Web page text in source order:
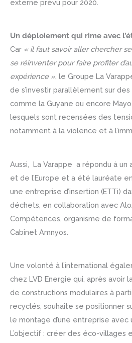
externe prévu pour 2020.
Un déploiement qui rime avec
Car « il faut savoir aller chercher
se réinventer pour faire profiter
expérience » , le Groupe La
de s’investir parallèlement sur
comme la Guyane ou encore
lesquels sont recensées des
notamment à la violence et à
Aussi, La Varappe a répondu à un
et de l’Europe et a été lauréate
une entreprise d’insertion (ETTi)
déchets, en collaboration avec
Compétences, organisme de
Cabinet Amnyos.
Une volonté à l’international
chez LVD Energie qui, après avoir
de constructions modulaires à
recyclés, souhaite se positionner
le montage d’une entreprise avec
L’objectif : créer des éco-villages